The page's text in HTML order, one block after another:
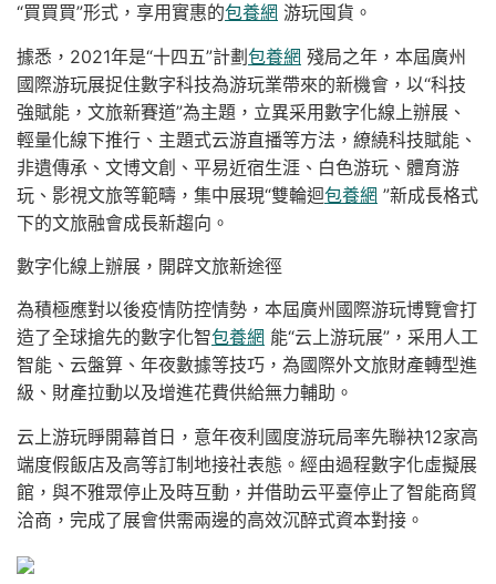
“買買買”形式，享用實惠的包養網 游玩囤貨。
據悉，2021年是“十四五”計劃包養網 殘局之年，本屆廣州
國際游玩展捉住數字科技為游玩業帶來的新機會，以“科技
強賦能，文旅新賽道”為主題，立異采用數字化線上辦展、
輕量化線下推行、主題式云游直播等方法，繚繞科技賦能、
非遺傳承、文博文創、平易近宿生涯、白色游玩、體育游
玩、影視文旅等範疇，集中展現“雙輪迴包養網 ”新成長格式
下的文旅融會成長新趨向。
數字化線上辦展，開辟文旅新途徑
為積極應對以後疫情防控情勢，本屆廣州國際游玩博覽會打
造了全球搶先的數字化智包養網 能“云上游玩展”，采用人工
智能、云盤算、年夜數據等技巧，為國際外文旅財產轉型進
級、財產拉動以及增進花費供給無力輔助。
云上游玩睜開幕首日，意年夜利國度游玩局率先聯袂12家高
端度假飯店及高等訂制地接社表態。經由過程數字化虛擬展
館，與不雅眾停止及時互動，并借助云平臺停止了智能商貿
洽商，完成了展會供需兩邊的高效沉醉式資本對接。